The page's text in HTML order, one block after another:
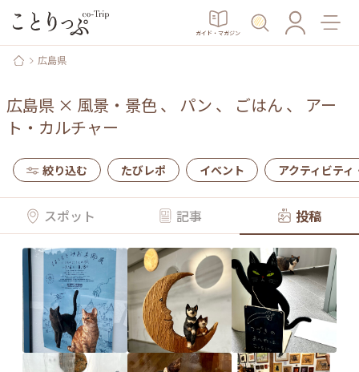
ガイド・マガジン
広島県
広島県 × 風景・景色、 パン 、 ごはん 、 アー
ト・カルチャー
絞り込む たびレポ イベント アクティビティ
スポット 記事 投稿